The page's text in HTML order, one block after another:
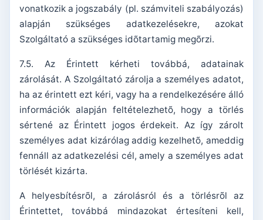
vonatkozik a jogszabály (pl. számviteli szabályozás)
alapján szükséges adatkezelésekre, azokat
Szolgáltató a szükséges idõtartamig megõrzi.
7.5. Az Érintett kérheti továbbá, adatainak
zárolását. A Szolgáltató zárolja a személyes adatot,
ha az érintett ezt kéri, vagy ha a rendelkezésére álló
információk alapján feltételezhetõ, hogy a törlés
sértené az Érintett jogos érdekeit. Az így zárolt
személyes adat kizárólag addig kezelhetõ, ameddig
fennáll az adatkezelési cél, amely a személyes adat
törlését kizárta.
A helyesbítésrõl, a zárolásról és a törlésrõl az
Érintettet, továbbá mindazokat értesíteni kell,